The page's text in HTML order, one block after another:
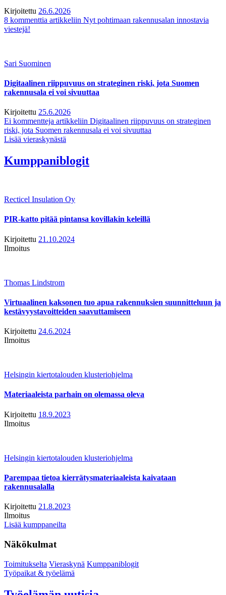
Kirjoitettu 26.6.2026
8 kommenttia artikkeliin Nyt pohtimaan rakennusalan innostavia
viestejä!
Sari Suominen
Digitaalinen riippuvuus on strateginen riski, jota Suomen
rakennusala ei voi sivuuttaa
Kirjoitettu 25.6.2026
Ei kommentteja artikkeliin Digitaalinen riippuvuus on strateginen
riski, jota Suomen rakennusala ei voi sivuuttaa
Lisää vieraskynästä
Kumppaniblogit
Recticel Insulation Oy
PIR-katto pitää pintansa kovillakin keleillä
Kirjoitettu 21.10.2024
Ilmoitus
Thomas Lindstrom
Virtuaalinen kaksonen tuo apua rakennuksien suunnitteluun ja
kestävyystavoitteiden saavuttamiseen
Kirjoitettu 24.6.2024
Ilmoitus
Helsingin kiertotalouden klusteriohjelma
Materiaaleista parhain on olemassa oleva
Kirjoitettu 18.9.2023
Ilmoitus
Helsingin kiertotalouden klusteriohjelma
Parempaa tietoa kierrätysmateriaaleista kaivataan
rakennusalalla
Kirjoitettu 21.8.2023
Ilmoitus
Lisää kumppaneilta
Näkökulmat
Toimitukselta Vieraskynä Kumppaniblogit
Työpaikat & työelämä